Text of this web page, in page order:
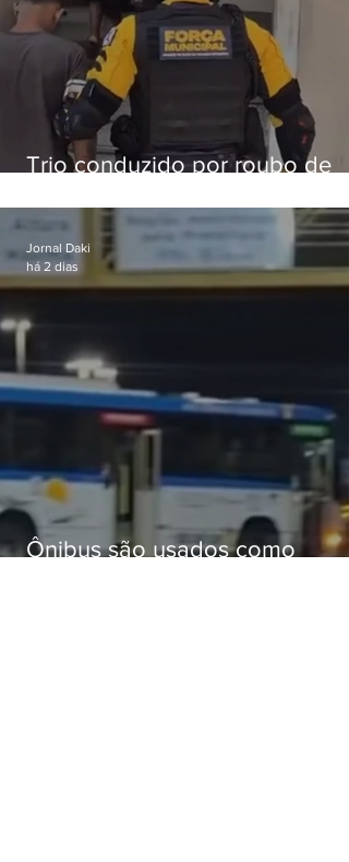
Trio conduzido por roubo de
passagens
Ônibus são usados como
Jornal Daki
há 2 dias